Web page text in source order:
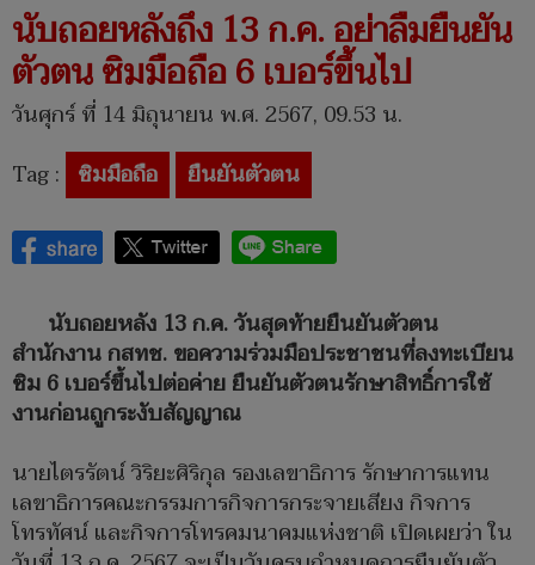
นับถอยหลังถึง 13 ก.ค. อย่าลืมยืนยัน
ตัวตน ซิมมือถือ 6 เบอร์ขึ้นไป
วันศุกร์ ที่ 14 มิถุนายน พ.ศ. 2567, 09.53 น.
Tag : ซิมมือถือ ยืนยันตัวตน
นับถอยหลัง 13 ก.ค. วันสุดท้ายยืนยันตัวตน
สำนักงาน กสทช. ขอความร่วมมือประชาชนที่ลงทะเบียน
ซิม 6 เบอร์ขึ้นไปต่อค่าย ยืนยันตัวตนรักษาสิทธิ์การใช้
งานก่อนถูกระงับสัญญาณ
นายไตรรัตน์ วิริยะศิริกุล รองเลขาธิการ รักษาการแทน
เลขาธิการคณะกรรมการกิจการกระจายเสียง กิจการ
โทรทัศน์ และกิจการโทรคมนาคมแห่งชาติ เปิดเผยว่า ใน